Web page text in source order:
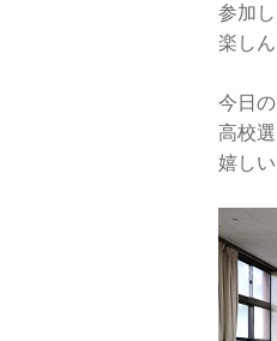
参加
楽し
今日
高校
嬉しい